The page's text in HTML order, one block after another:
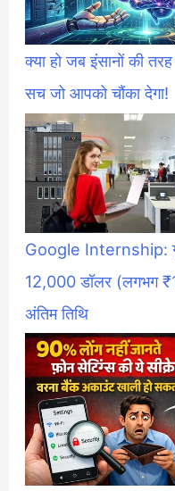
क्या हो जब इंसानों की
सच जो आपको चौंका देगा!
Google Internship:
12,000 डॉलर (लगभग
अंतिम तिथि